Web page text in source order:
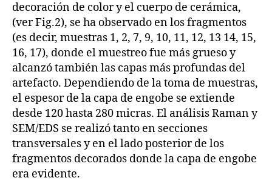
decoración de color y el cuerpo de cerámica,
(ver Fig.2), se ha observado en los fragmentos
(es decir, muestras 1, 2, 7, 9, 10, 11, 12, 13 14, 15,
16, 17), donde el muestreo fue más grueso y
alcanzó también las capas más profundas del
artefacto. Dependiendo de la toma de muestras,
el espesor de la capa de engobe se extiende
desde 120 hasta 280 micras. El análisis Raman y
SEM/EDS se realizó tanto en secciones
transversales y en el lado posterior de los
fragmentos decorados donde la capa de engobe
era evidente.